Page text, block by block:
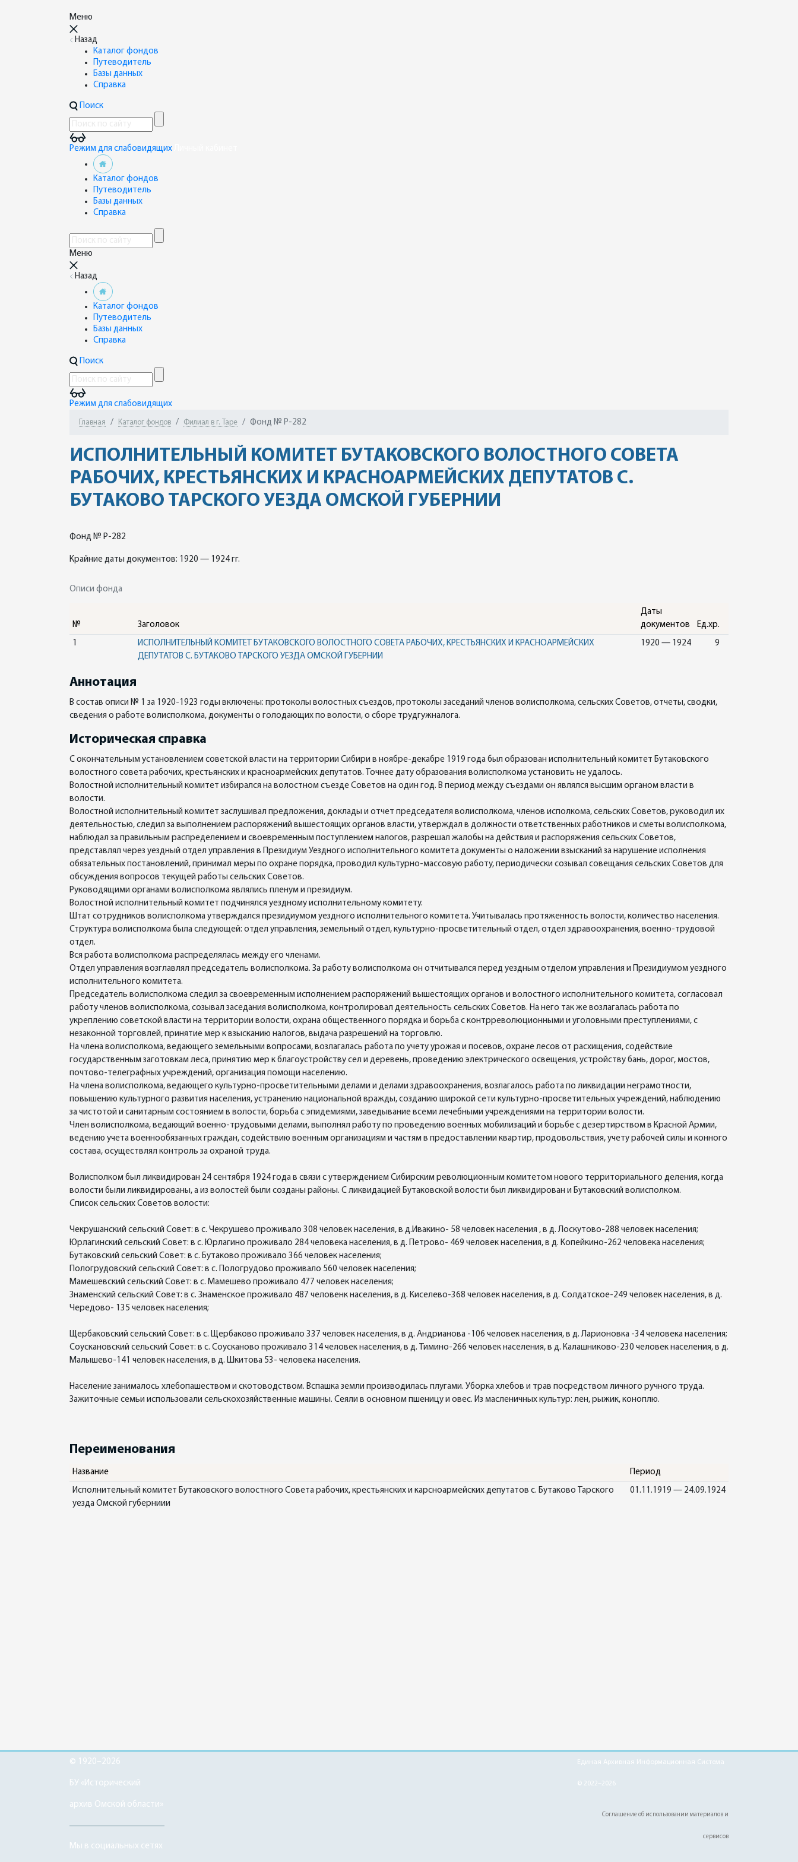
Меню
Назад
Каталог фондов
Путеводитель
Базы данных
Справка
Поиск
Режим для слабовидящих
Каталог фондов
Путеводитель
Базы данных
Справка
Меню
Назад
Каталог фондов
Путеводитель
Базы данных
Справка
Поиск
Режим для слабовидящих
Главная Каталог фондов Филиал в г. Таре Фонд № Р-282
ИСПОЛНИТЕЛЬНЫЙ КОМИТЕТ БУТАКОВСКОГО ВОЛОСТНОГО СОВЕТА
РАБОЧИХ, КРЕСТЬЯНСКИХ И КРАСНОАРМЕЙСКИХ ДЕПУТАТОВ С.
БУТАКОВО ТАРСКОГО УЕЗДА ОМСКОЙ ГУБЕРНИИ
Фонд № Р-282
Крайние даты документов: 1920 — 1924 гг.
Описи фонда
№ Заголовок
Даты
документов
Ед.хр.
1
ИСПОЛНИТЕЛЬНЫЙ КОМИТЕТ БУТАКОВСКОГО ВОЛОСТНОГО СОВЕТА РАБОЧИХ, КРЕСТЬЯНСКИХ И КРАСНОАРМЕЙСКИХ
ДЕПУТАТОВ С. БУТАКОВО ТАРСКОГО УЕЗДА ОМСКОЙ ГУБЕРНИИ
1920 — 1924 9
Аннотация
В состав описи № 1 за 1920-1923 годы включены: протоколы волостных съездов, протоколы заседаний членов волисполкома, сельских Советов, отчеты, сводки,
сведения о работе волисполкома, документы о голодающих по волости, о сборе трудгужналога.
Историческая справка
С окончательным установлением советской власти на территории Сибири в ноябре-декабре 1919 года был образован исполнительный комитет Бутаковского
волостного совета рабочих, крестьянских и красноармейских депутатов. Точнее дату образования волисполкома установить не удалось.
Волостной исполнительный комитет избирался на волостном съезде Советов на один год. В период между съездами он являлся высшим органом власти в
волости.
Волостной исполнительный комитет заслушивал предложения, доклады и отчет председателя волисполкома, членов исполкома, сельских Советов, руководил их
деятельностью, следил за выполнением распоряжений вышестоящих органов власти, утверждал в должности ответственных работников и сметы волисполкома,
наблюдал за правильным распределением и своевременным поступлением налогов, разрешал жалобы на действия и распоряжения сельских Советов,
представлял через уездный отдел управления в Президиум Уездного исполнительного комитета документы о наложении взысканий за нарушение исполнения
обязательных постановлений, принимал меры по охране порядка, проводил культурно-массовую работу, периодически созывал совещания сельских Советов для
обсуждения вопросов текущей работы сельских Советов.
Руководящими органами волисполкома являлись пленум и президиум.
Волостной исполнительный комитет подчинялся уездному исполнительному комитету.
Штат сотрудников волисполкома утверждался президиумом уездного исполнительного комитета. Учитывалась протяженность волости, количество населения.
Структура волисполкома была следующей: отдел управления, земельный отдел, культурно-просветительный отдел, отдел здравоохранения, военно-трудовой
отдел.
Вся работа волисполкома распределялась между его членами.
Отдел управления возглавлял председатель волисполкома. За работу волисполкома он отчитывался перед уездным отделом управления и Президиумом уездного
исполнительного комитета.
Председатель волисполкома следил за своевременным исполнением распоряжений вышестоящих органов и волостного исполнительного комитета, согласовал
работу членов волисполкома, созывал заседания волисполкома, контролировал деятельность сельских Советов. На него так же возлагалась работа по
укреплению советской власти на территории волости, охрана общественного порядка и борьба с контрреволюционными и уголовными преступлениями, с
незаконной торговлей, принятие мер к взысканию налогов, выдача разрешений на торговлю.
На члена волисполкома, ведающего земельными вопросами, возлагалась работа по учету урожая и посевов, охране лесов от расхищения, содействие
государственным заготовкам леса, принятию мер к благоустройству сел и деревень, проведению электрического освещения, устройству бань, дорог, мостов,
почтово-телеграфных учреждений, организация помощи населению.
На члена волисполкома, ведающего культурно-просветительными делами и делами здравоохранения, возлагалось работа по ликвидации неграмотности,
повышению культурного развития населения, устранению национальной вражды, созданию широкой сети культурно-просветительных учреждений, наблюдению
за чистотой и санитарным состоянием в волости, борьба с эпидемиями, заведывание всеми лечебными учреждениями на территории волости.
Член волисполкома, ведающий военно-трудовыми делами, выполнял работу по проведению военных мобилизаций и борьбе с дезертирством в Красной Армии,
ведению учета военнообязанных граждан, содействию военным организациям и частям в предоставлении квартир, продовольствия, учету рабочей силы и конного
состава, осуществлял контроль за охраной труда.
Волисполком был ликвидирован 24 сентября 1924 года в связи с утверждением Сибирским революционным комитетом нового территориального деления, когда
волости были ликвидированы, а из волостей были созданы районы. С ликвидацией Бутаковской волости был ликвидирован и Бутаковский волисполком.
Список сельских Советов волости:
Чекрушанский сельский Совет: в с. Чекрушево проживало 308 человек населения, в д.Ивакино- 58 человек населения , в д. Лоскутово-288 человек населения;
Юрлагинский сельский Совет: в с. Юрлагино проживало 284 человека населения, в д. Петрово- 469 человек населения, в д. Копейкино-262 человека населения;
Бутаковский сельский Совет: в с. Бутаково проживало 366 человек населения;
Пологрудовский сельский Совет: в с. Пологрудово проживало 560 человек населения;
Мамешевский сельский Совет: в с. Мамешево проживало 477 человек населения;
Знаменский сельский Совет: в с. Знаменское проживало 487 человенк населения, в д. Киселево-368 человек населения, в д. Солдатское-249 человек населения, в д.
Чередово- 135 человек населения;
Щербаковский сельский Совет: в с. Щербаково проживало 337 человек населения, в д. Андрианова -106 человек населения, в д. Ларионовка -34 человека населения;
Соускановский сельский Совет: в с. Соусканово проживало 314 человек населения, в д. Тимино-266 человек населения, в д. Калашниково-230 человек населения, в д.
Малышево-141 человек населения, в д. Шкитова 53- человека населения.
Население занималось хлебопашеством и скотоводством. Вспашка земли производилась плугами. Уборка хлебов и трав посредством личного ручного труда.
Зажиточные семьи использовали сельскохозяйственные машины. Сеяли в основном пшеницу и овес. Из масленичных культур: лен, рыжик, коноплю.
Переименования
Название Период
Исполнительный комитет Бутаковского волостного Совета рабочих, крестьянских и карсноармейских депутатов с. Бутаково Тарского
уезда Омской губерниии
01.11.1919 — 24.09.1924
© 1920–2026
БУ «Исторический
архив Омской области»
Мы в социальных сетях
Единая Архивная Информационная Система
© 2022–2026
Соглашение об использовании материалов и
сервисов